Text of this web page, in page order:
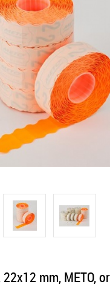
mm, METO,